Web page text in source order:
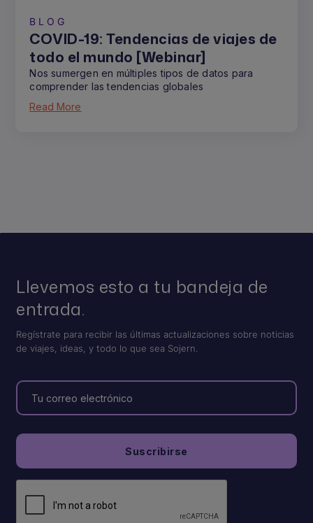
BLOG
COVID-19: Tendencias de viajes de
todo el mundo [Webinar]
Nos sumergen en múltiples tipos de datos para
comprender las tendencias globales
Read More
Llevemos esto a tu bandeja de
entrada.
Regístrate para recibir las últimas actualizaciones sobre noticias
de viajes, ideas, y todo lo que sea Sojern.